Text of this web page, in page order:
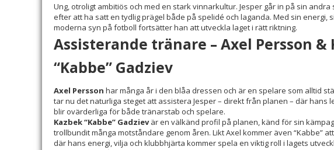
Ung, otroligt ambitiös och med en stark vinnarkultur. Jesper går in på sin
efter att ha satt en tydlig prägel både på spelidé och laganda. Med sin energi,
moderna syn på fotboll fortsätter han att utveckla laget i rätt riktning.
Assisterande tränare – Axel Persson &
“Kabbe” Gadziev
Axel Persson har många år i den blåa dressen och är en spelare som alltid
tar nu det naturliga steget att assistera Jesper – direkt från planen – där hans
blir ovärderliga för både tränarstab och spelare.
Kazbek “Kabbe” Gadzievär en välkänd profil på planen, känd för sin
trollbundit många motståndare genom åren. Likt Axel kommer även “Kabbe”
där hans energi, vilja och klubbhjärta kommer spela en viktig roll i lagets